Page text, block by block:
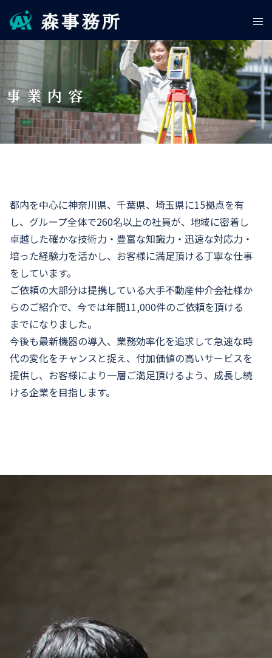
事業内容
都内を中心に神奈川県、千葉県、埼玉県に15拠点を有
し、グループ全体で260名以上の社員が、地域に密着し
卓越した確かな技術力・豊富な知識力・迅速な対応力・
培った経験力を活かし、お客様に満足頂ける丁寧な仕事
をしています。
ご依頼の大部分は提携している大手不動産仲介会社様か
らのご紹介で、今では年間11,000件のご依頼を頂ける
までになりました。
今後も最新機器の導入、業務効率化を追求して急速な時
代の変化をチャンスと捉え、付加価値の高いサービスを
提供し、お客様により一層ご満足頂けるよう、成長し続
ける企業を目指します。